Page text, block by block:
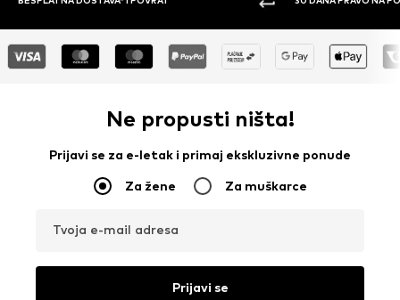
Ne propusti ništa!
Prijavi se za e-letak i primaj ekskluzivne ponude
Za žene Za muškarce
Tvoja e-mail adresa
Prijavi se